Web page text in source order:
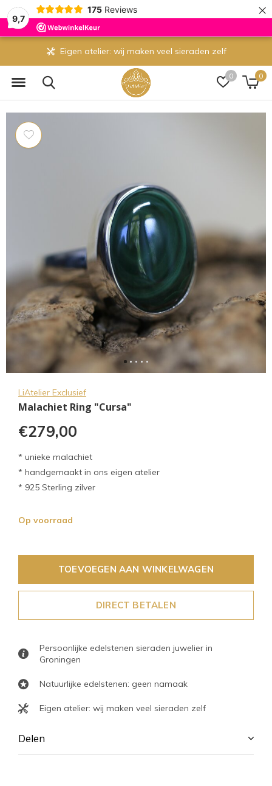
9,7
175 Reviews ×
0 0
Eigen atelier: wij maken veel sieraden zelf
LiAtelier Exclusief
Malachiet Ring "Cursa"
€279,00
* unieke malachiet
* handgemaakt in ons eigen atelier
* 925 Sterling zilver
Op voorraad
TOEVOEGEN AAN WINKELWAGEN
DIRECT BETALEN
Persoonlijke edelstenen sieraden juwelier in
Groningen
Natuurlijke edelstenen: geen namaak
Eigen atelier: wij maken veel sieraden zelf
Delen